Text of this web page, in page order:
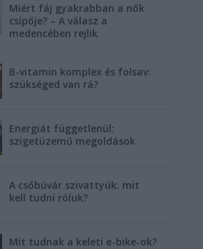
Miért fáj gyakrabban a nők
csípője? – A válasz a
medencében rejlik
B-vitamin komplex és folsav:
szükséged van rá?
Energiát függetlenül:
szigetüzemű megoldások
A csőbúvár szivattyúk: mit
kell tudni róluk?
Mit tudnak a keleti e-bike-ok?